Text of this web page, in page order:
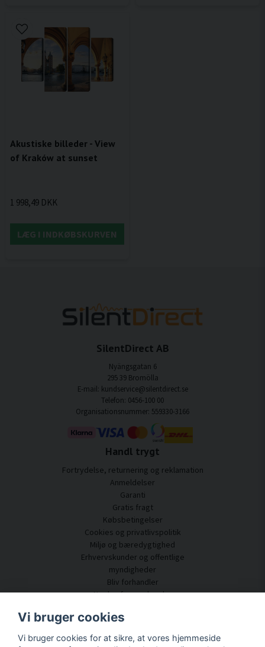
Akustiske billeder - View
of Kraków at sunset
1 998,49 DKK
LÆG I INDKØBSKURVEN
SilentDirect AB
Nyängsgatan 6
295 39 Bromölla
E-mail: kundservice@silentdirect.se
Telefon: 0456-100 00
Organisationsnummer: 559330-3166
Handl trygt
Fortrydelse, returnering og reklamation
Anmeldelser
Garanti
Gratis fragt
Købsbetingelser
Cookies og privatlivspolitik
Miljø og bæredygtighed
Erhvervskunder og offentlige
myndigheder
Bliv forhandler
Nogle af vores kunder
Kundeservice
Akustisk rådgivning
Vi bruger cookies
Vi bruger cookies for at sikre, at vores hjemmeside